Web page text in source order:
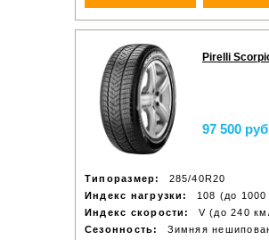
Pirelli
97 500
Типоразмер:
285/40R20
Индекс нагрузки:
108 (до 1000
Индекс скорости:
V (до 240
Сезонность:
Зимняя